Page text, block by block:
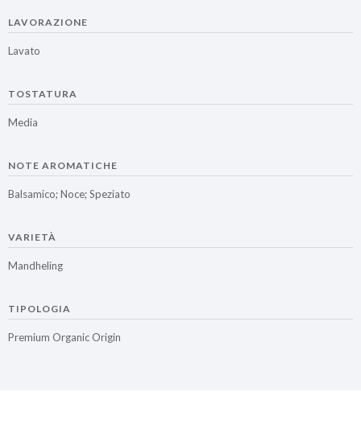
LAVORAZIONE
Lavato
TOSTATURA
Media
NOTE AROMATICHE
Balsamico; Noce; Speziato
VARIETÀ
Mandheling
TIPOLOGIA
Premium Organic Origin